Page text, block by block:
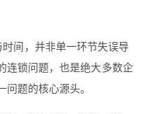
间，并非单一环节失误导
连锁问题，也是绝大多数企
题的核心源头。